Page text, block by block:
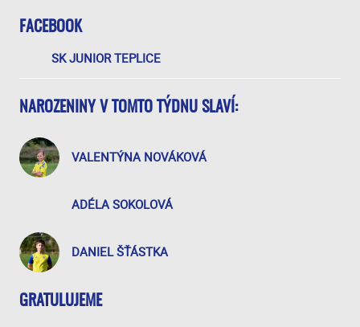
FACEBOOK
SK JUNIOR TEPLICE
NAROZENINY V TOMTO TÝDNU SLAVÍ:
VALENTÝNA NOVÁKOVÁ
ADÉLA SOKOLOVÁ
DANIEL ŠŤÁSTKA
GRATULUJEME